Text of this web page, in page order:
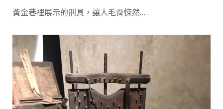
黃金巷裡展示的刑具，讓人毛骨悚然……